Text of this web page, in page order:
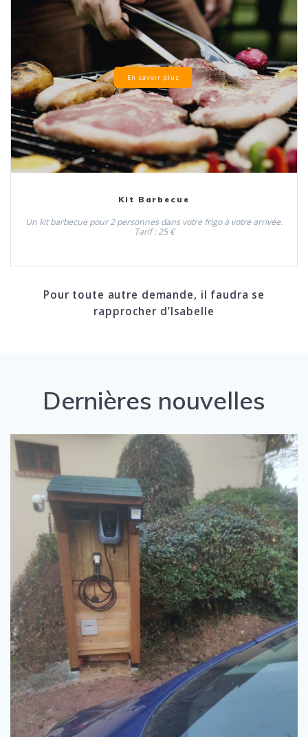
En savoir plus
Kit Barbecue
Un kit barbecue pour 2 personnes dans votre frigo à votre arrivée.
Tarif : 25 €
Pour toute autre demande, il faudra se
rapprocher d’Isabelle
Dernières nouvelles